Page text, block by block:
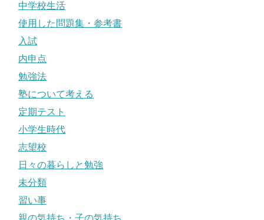
中学校生活
使用した問題集・参考書
入試
内申点
勉強法
塾について考える
定期テスト
小学生時代
志望校
日々の暮らしと勉強
未分類
習い事